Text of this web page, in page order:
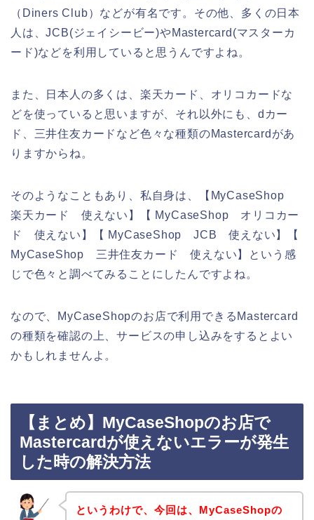
（Diners Club）などが有名です。その他、多くの日本
人は、JCB(ジェイシービー)やMastercard(マスターカ
ード)などを利用していると思うんですよね。
また、日本人の多くは、楽天カード、オリコカードな
どを使っていると思いますが、それ以外にも、dカー
ド、三井住友カードなど色々な種類のMastercardがあ
りますからね。
そのようなこともあり、私自身は、【MyCaseShop
楽天カード 使えない】【 MyCaseShop オリコカー
ド 使えない】【 MyCaseShop JCB 使えない】【
MyCaseShop 三井住友カード 使えない】という感
じで色々と調べてみることにしたんですよね。
なので、MyCaseShopのお店で利用できるMastercard
の種類を確認の上、サービスの申し込みをするとよい
かもしれませんよ。
【まとめ】MyCaseShopのお店で
Mastercardが使えないエラーが発生
した時の解決方法
というわけで、今回は、MyCaseShopの